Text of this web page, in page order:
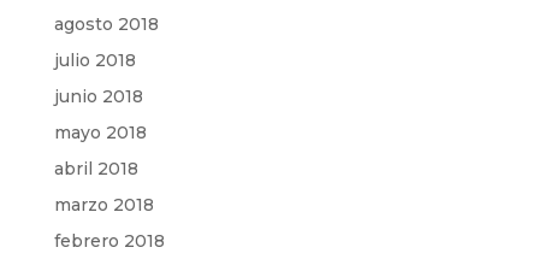
agosto 2018
julio 2018
junio 2018
mayo 2018
abril 2018
marzo 2018
febrero 2018